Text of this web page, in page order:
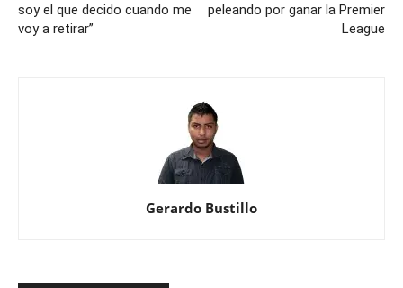
del
tobillo
soy el que decido cuando me
voy a retirar”
peleando por ganar la Premier
League
Gerardo Bustillo